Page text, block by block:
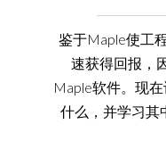
鉴于Maple使工
速获得回报，
Maple软件。现
什么，并学习其